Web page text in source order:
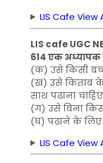
LIS Cafe View
LIS cafe UGC
614 एक अध्यापक
(क) उसे किसी
(ख) उसे किताब
साथ पढाना चाहिए
(ग) उसे बिना
(घ) पढ़ाने के लिए
LIS Cafe View